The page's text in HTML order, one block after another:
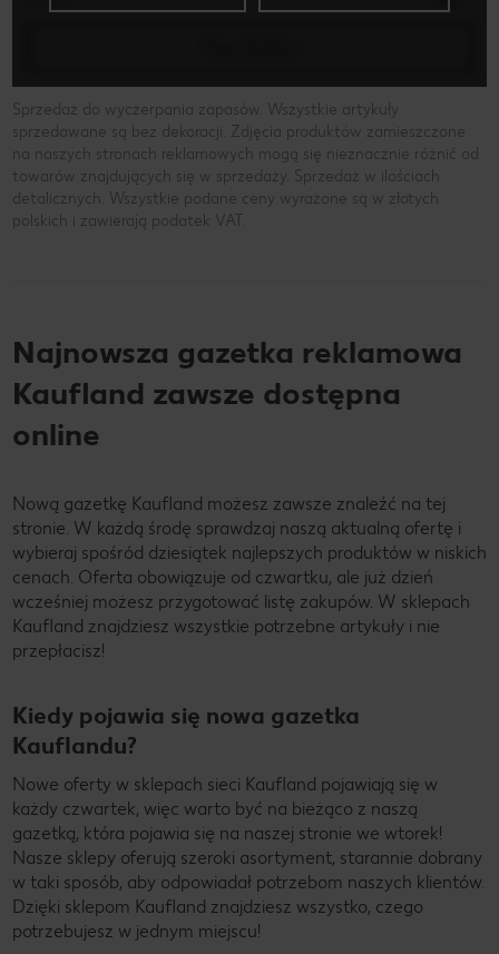
Sprzedaż do wyczerpania zapasów. Wszystkie artykuły
sprzedawane są bez dekoracji. Zdjęcia produktów zamieszczone
na naszych stronach reklamowych mogą się nieznacznie różnić od
towarów znajdujących się w sprzedaży. Sprzedaż w ilościach
detalicznych. Wszystkie podane ceny wyrażone są w złotych
polskich i zawierają podatek VAT.
Najnowsza gazetka reklamowa
Kaufland zawsze dostępna
online
Nową gazetkę Kaufland możesz zawsze znaleźć na tej
stronie. W każdą środę sprawdzaj naszą aktualną ofertę i
wybieraj spośród dziesiątek najlepszych produktów w niskich
cenach. Oferta obowiązuje od czwartku, ale już dzień
wcześniej możesz przygotować listę zakupów. W sklepach
Kaufland znajdziesz wszystkie potrzebne artykuły i nie
przepłacisz!
Kiedy pojawia się nowa gazetka
Kauflandu?
Nowe oferty w sklepach sieci Kaufland pojawiają się w
każdy czwartek, więc warto być na bieżąco z naszą
gazetką, która pojawia się na naszej stronie we wtorek!
Nasze sklepy oferują szeroki asortyment, starannie dobrany
w taki sposób, aby odpowiadał potrzebom naszych klientów.
Dzięki sklepom Kaufland znajdziesz wszystko, czego
potrzebujesz w jednym miejscu!